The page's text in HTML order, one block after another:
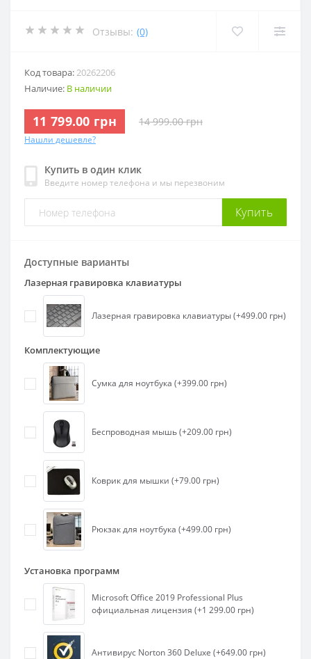
Отзывы: (0)
Код товара:20262206
Наличие: В наличии
11 799.00 грн 14 999.00 грн
Нашли дешевле?
Купить в один клик
Введите номер телефона и мы перезвоним
Купить
Доступные варианты
Лазерная гравировка клавиатуры
Лазерная гравировка клавиатуры (+499.00 грн)
Комплектующие
Сумка для ноутбука (+399.00 грн)
Беспроводная мышь (+209.00 грн)
Коврик для мышки (+79.00 грн)
Рюкзак для ноутбука (+499.00 грн)
Установка программ
Microsoft Office 2019 Professional Plus
официальная лицензия (+1 299.00 грн)
Антивирус Norton 360 Deluxe (+649.00 грн)